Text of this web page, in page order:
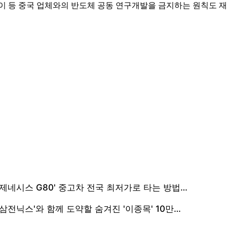
등 중국 업체와의 반도체 공동 연구개발을 금지하는 원칙도